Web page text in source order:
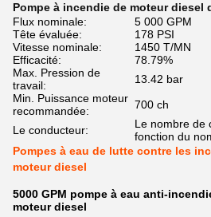
Pompe à incendie de moteur diesel
Flux nominale:
5 000 GPM
Tête évaluée:
178 PSI
Vitesse nominale:
1450 T/MN
Efficacité:
78.79%
Max. Pression de
travail:
13.42 bar
Min. Puissance moteur
recommandée:
700 ch
Le conducteur:
Le nombre de
fonction du
Pompes à eau de lutte contre les
moteur diesel
5000 GPM pompe à eau anti-
moteur diesel